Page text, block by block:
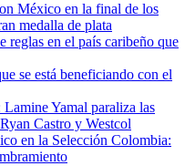
México en la final de los
medalla de plata
reglas en el país caribeño que
se está beneficiando con el
Yamal paraliza las
Castro y Westcol
en la Selección Colombia: